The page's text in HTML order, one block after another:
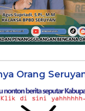
Orang